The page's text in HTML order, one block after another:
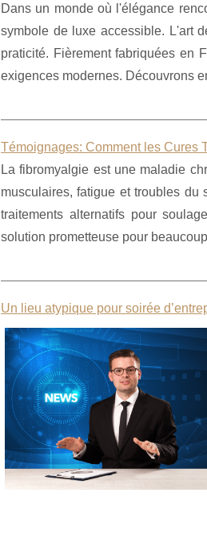
Dans un monde où l'élégance
symbole de luxe accessible. L'art
praticité. Fièrement fabriquées en
exigences modernes. Découvrons
Témoignages: Comment les Cures
La fibromyalgie est une maladie
musculaires, fatigue et troubles du
traitements alternatifs pour
solution prometteuse pour
Un lieu atypique pour soirée